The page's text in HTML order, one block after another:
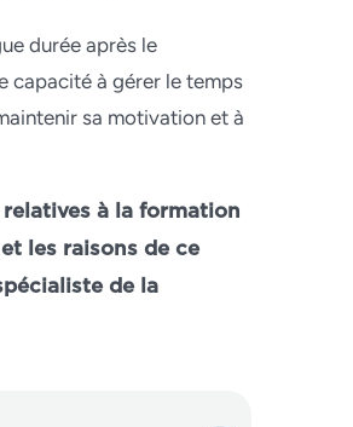
durée après le
capacité à gérer le temps
sa motivation et à
à la formation
les raisons de ce
de la